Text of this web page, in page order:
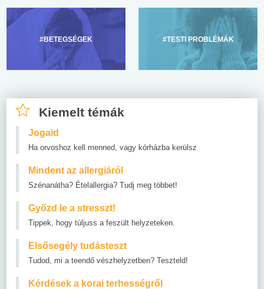
#BETEGSÉGEK #TESTI PROBLÉMÁK
Kiemelt témák
Jogaid
Ha orvoshoz kell menned, vagy kórházba kerülsz
Mindent az allergiáról
Szénanátha? Ételallergia? Tudj meg többet!
Győzd le a stresszt!
Tippek, hogy túljuss a feszült helyzeteken.
Elsősegély tudásteszt
Tudod, mi a teendő vészhelyzetben? Teszteld!
Kérdések a korai terhességről